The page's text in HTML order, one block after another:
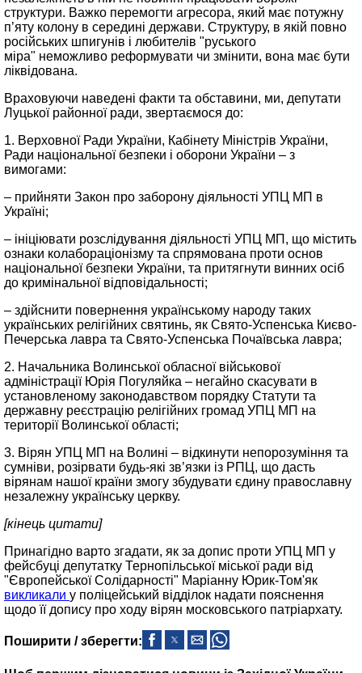
структури. Важко перемогти агресора, який має потужну
п’яту колону в середині держави. Структуру, в якій повно
російських шпигунів і любителів "руського
міра" неможливо реформувати чи змінити, вона має бути
ліквідована.
Враховуючи наведені факти та обставини, ми, депутати
Луцької районної ради, звертаємося до:
1. Верховної Ради України, Кабінету Міністрів України,
Ради національної безпеки і оборони України – з
вимогами:
– прийняти Закон про заборону діяльності УПЦ МП в
Україні;
– ініціювати розслідування діяльності УПЦ МП, що містить
ознаки колабораціонізму та спрямована проти основ
національної безпеки України, та притягнути винних осіб
до кримінальної відповідальності;
– здійснити повернення українському народу таких
українських релігійних святинь, як Свято-Успенська Києво-
Печерська лавра та Свято-Успенська Почаївська лавра;
2. Начальника Волинської обласної військової
адміністрації Юрія Погуляйка – негайно скасувати в
установленому законодавством порядку Статути та
державну реєстрацію релігійних громад УПЦ МП на
території Волинської області;
3. Вірян УПЦ МП на Волині – відкинути непорозуміння та
сумніви, розірвати будь-які зв’язки із РПЦ, що дасть
вірянам нашої країни змогу збудувати єдину православну
незалежну українську церкву.
[кінець цитати]
Принагідно варто згадати, як за допис проти УПЦ МП у
фейсбуці депутатку Тернопільської міської ради від
"Європейської Солідарності" Маріанну Юрик-Том'як
викликали у поліцейський відділок надати пояснення
щодо її допису про ходу вірян московського патріархату.
Поширити / зберегти: